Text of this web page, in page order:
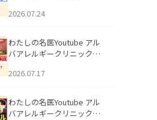
える男性へ｜医師が教える
公開いたしました。
2026.07.24
わたしの名医Youtube アル
バアレルギークリニック札
跡にVビームは効く？向いて
説」を公開いたしました。
2026.07.17
わたしの名医Youtube アル
バアレルギークリニック札